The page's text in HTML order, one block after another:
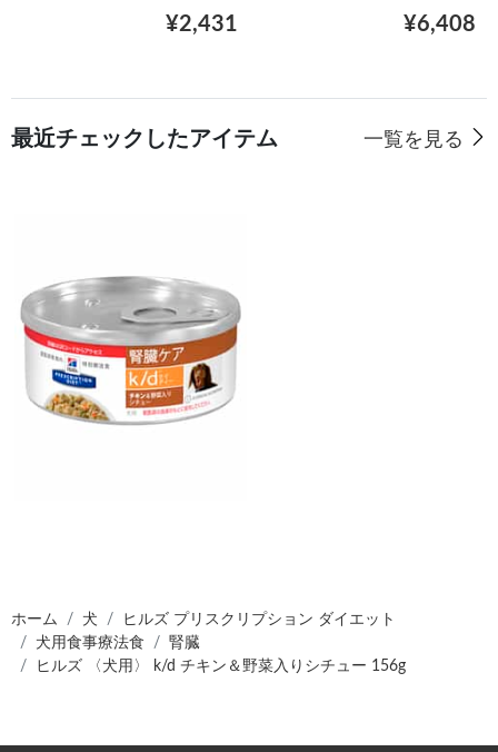
¥2,431 ¥6,408
最近チェックしたアイテム 一覧を見る
ホーム 犬
ヒルズ プリスクリプション ダイエット
犬用食事療法食
腎臓
ヒルズ 〈犬用〉 k/d チキン＆野菜入りシチュー 156g